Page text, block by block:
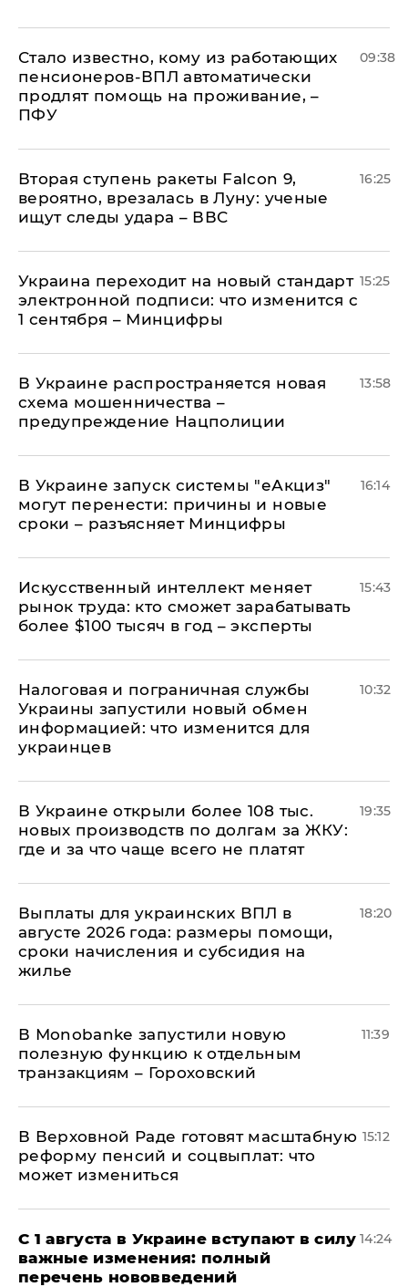
Стало известно, кому из работающих
пенсионеров-ВПЛ автоматически
продлят помощь на проживание, –
ПФУ
09:38
Вторая ступень ракеты Falcon 9,
вероятно, врезалась в Луну: ученые
ищут следы удара – ВВС
16:25
Украина переходит на новый стандарт
электронной подписи: что изменится с
1 сентября – Минцифры
15:25
В Украине распространяется новая
схема мошенничества –
предупреждение Нацполиции
13:58
В Украине запуск системы "еАкциз"
могут перенести: причины и новые
сроки – разъясняет Минцифры
16:14
Искусственный интеллект меняет
рынок труда: кто сможет зарабатывать
более $100 тысяч в год – эксперты
15:43
Налоговая и пограничная службы
Украины запустили новый обмен
информацией: что изменится для
украинцев
10:32
В Украине открыли более 108 тыс.
новых производств по долгам за ЖКУ:
где и за что чаще всего не платят
19:35
Выплаты для украинских ВПЛ в
августе 2026 года: размеры помощи,
сроки начисления и субсидия на
жилье
18:20
В Мonobankе запустили новую
полезную функцию к отдельным
транзакциям – Гороховский
11:39
В Верховной Раде готовят масштабную
реформу пенсий и соцвыплат: что
может измениться
15:12
С 1 августа в Украине вступают в силу
важные изменения: полный
перечень нововведений
14:24